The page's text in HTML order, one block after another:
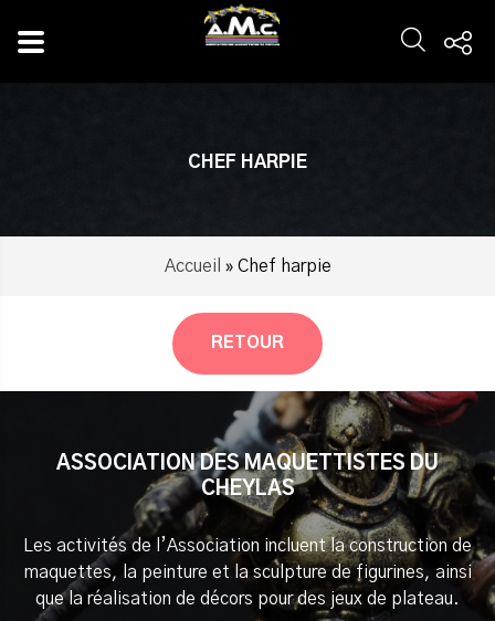
CHEF HARPIE
Accueil » Chef harpie
RETOUR
ASSOCIATION DES MAQUETTISTES DU
CHEYLAS
Les activités de l’Association incluent la construction de
maquettes, la peinture et la sculpture de figurines, ainsi
que la réalisation de décors pour des jeux de plateau.
Panneau de gestion des cookies